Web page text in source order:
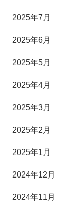
2025年7月
2025年6月
2025年5月
2025年4月
2025年3月
2025年2月
2025年1月
2024年12月
2024年11月